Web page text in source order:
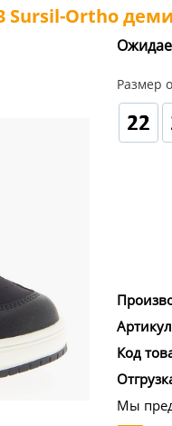
Sursil-Ortho
Размер
Код
Мы